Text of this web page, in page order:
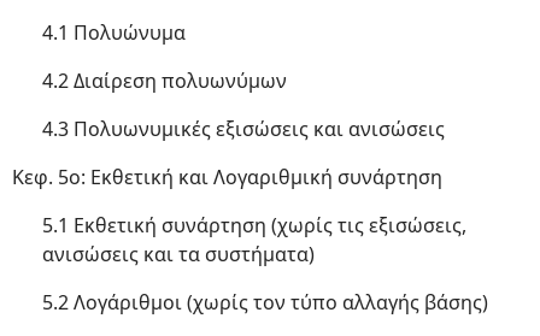
4.1 Πολυώνυμα
4.2 Διαίρεση πολυωνύμων
4.3 Πολυωνυμικές εξισώσεις και ανισώσεις
Κεφ. 5ο: Εκθετική και Λογαριθμική συνάρτηση
5.1 Εκθετική συνάρτηση (χωρίς τις εξισώσεις,
ανισώσεις και τα συστήματα)
5.2 Λογάριθμοι (χωρίς τον τύπο αλλαγής βάσης)